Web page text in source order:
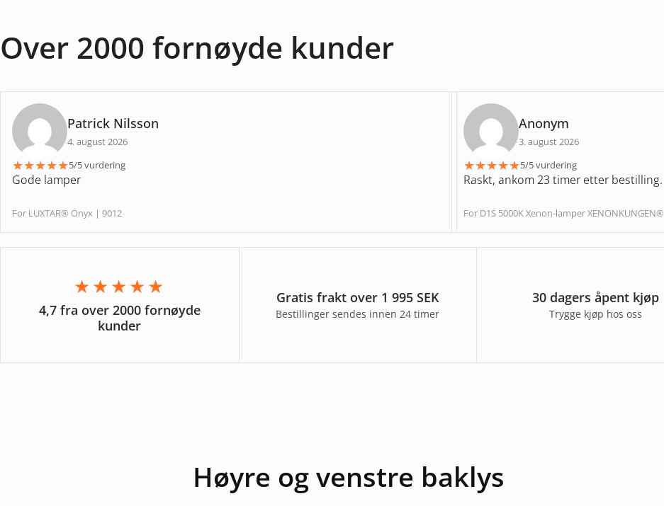
Over 2000 fornøyde kunder
Patrick Nilsson
4. august 2026
★★★★★5/5 vurdering
Gode lamper
For LUXTAR® Onyx | 9012
Anonym
3. august 2026
★★★★★5/5 vurdering
Raskt, ankom 23 timer etter bestilling.
For D1S 5000K Xenon-lamper XENONKUNGEN®
★★★★★
4,7 fra over 2000 fornøyde
kunder
Gratis frakt over 1 995 SEK
Bestillinger sendes innen 24 timer
30 dagers åpent kjøp
Trygge kjøp hos oss
Høyre og venstre baklys